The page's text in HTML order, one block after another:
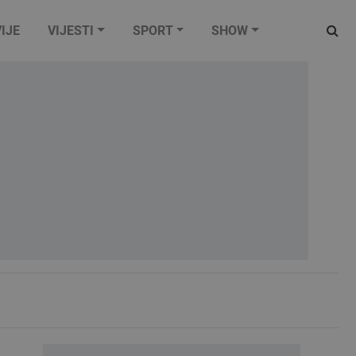
VIJESTI SPORT SHOW